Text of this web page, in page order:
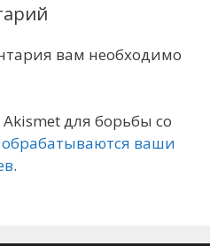
вам необходимо
Akismet для борьбы со
обрабатываются ваши
.